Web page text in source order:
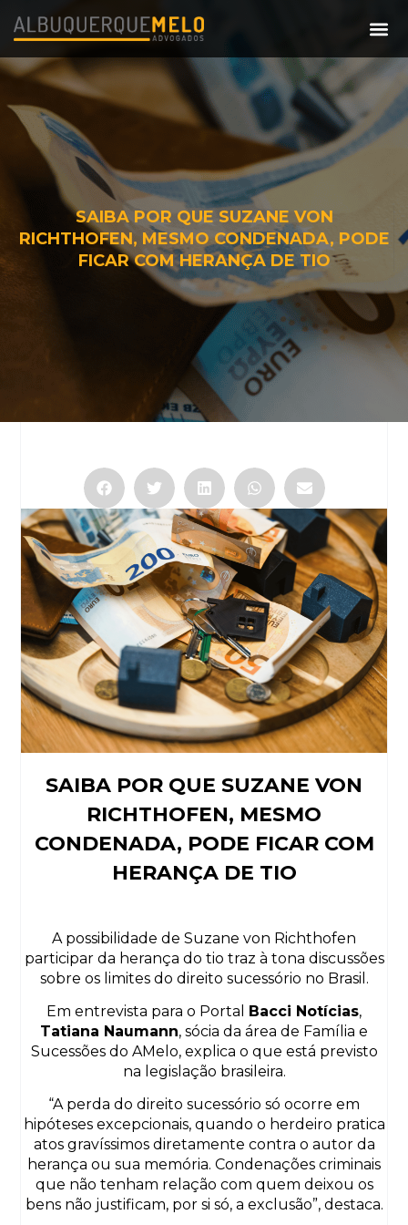
SAIBA POR QUE SUZANE VON
RICHTHOFEN, MESMO CONDENADA, PODE
FICAR COM HERANÇA DE TIO
SAIBA POR QUE SUZANE VON
RICHTHOFEN, MESMO
CONDENADA, PODE FICAR COM
HERANÇA DE TIO
A possibilidade de Suzane von Richthofen
participar da herança do tio traz à tona discussões
sobre os limites do direito sucessório no Brasil.
Em entrevista para o Portal Bacci Notícias,
Tatiana Naumann, sócia da área de Família e
Sucessões do AMelo, explica o que está previsto
na legislação brasileira.
“A perda do direito sucessório só ocorre em
hipóteses excepcionais, quando o herdeiro pratica
atos gravíssimos diretamente contra o autor da
herança ou sua memória. Condenações criminais
que não tenham relação com quem deixou os
bens não justificam, por si só, a exclusão”, destaca.